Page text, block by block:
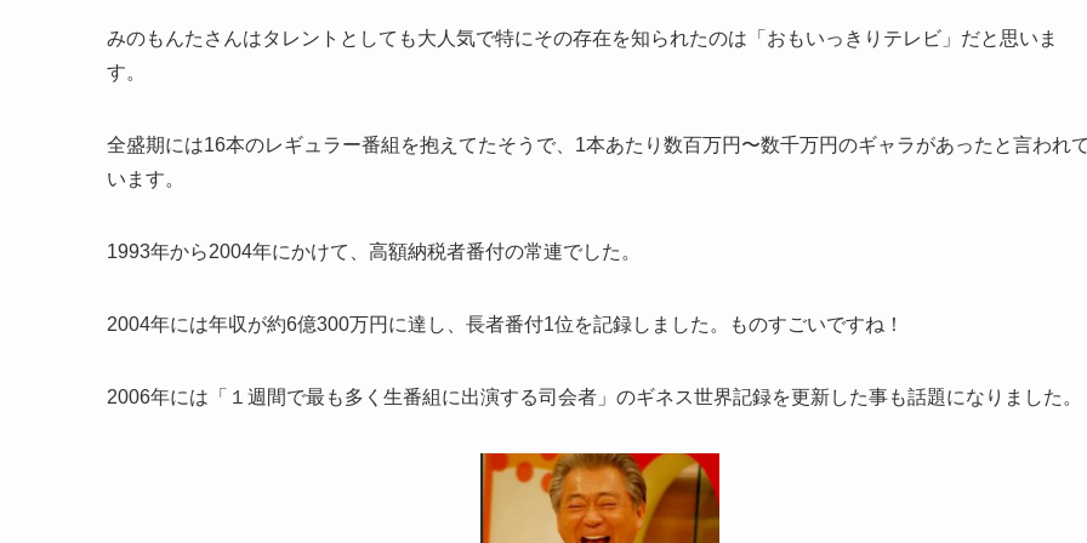
みのもんたさんはタレントとしても大人気で特にその存在を知られたのは「おもいっきりテレビ」だと思いま
す。
全盛期には16本のレギュラー番組を抱えてたそうで、1本あたり数百万円〜数千万円のギャラがあったと言われ
います。
1993年から2004年にかけて、高額納税者番付の常連でした。
2004年には年収が約6億300万円に達し、長者番付1位を記録しました。ものすごいですね！
2006年には「１週間で最も多く生番組に出演する司会者」のギネス世界記録を更新した事も話題になりました。